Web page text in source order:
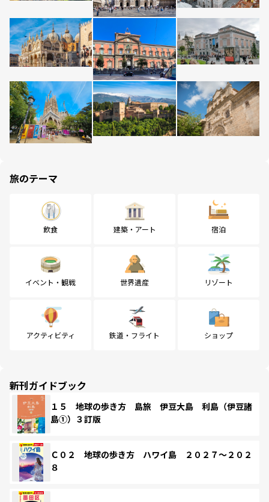
旅のテーマ
飲食 建築・アート 宿泊
イベント・観戦 世界遺産 リゾート
アクティビティ 鉄道・フライト ショップ
新刊ガイドブック
１５ 地球の歩き方 島旅 伊豆大島 利島（伊豆諸
島①）３訂版
Ｃ０２ 地球の歩き方 ハワイ島 ２０２７～２０２
８